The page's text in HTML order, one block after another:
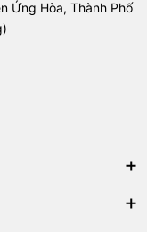
Ứng Hòa, Thành Phố